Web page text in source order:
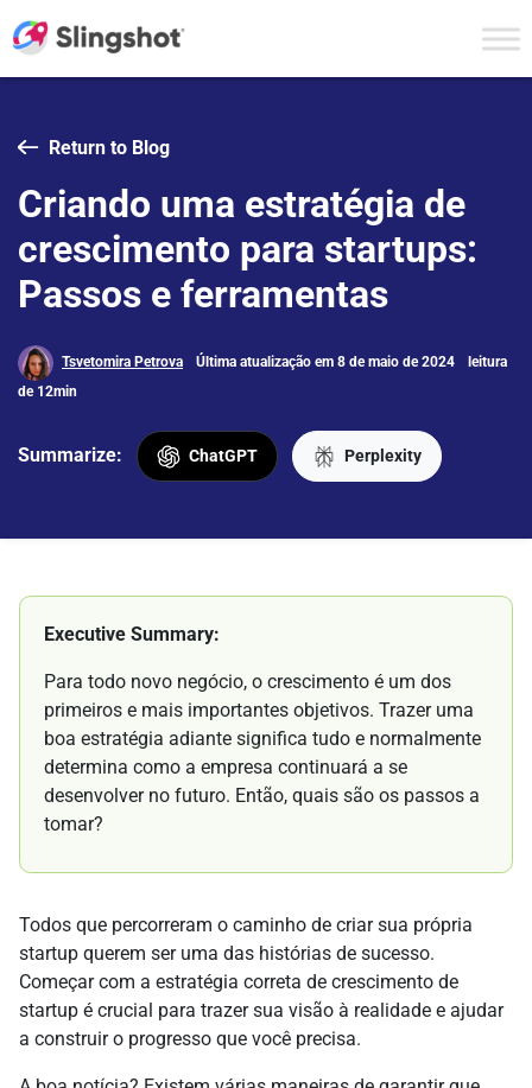
Return to Blog
Criando uma estratégia de
crescimento para startups:
Passos e ferramentas
Tsvetomira Petrova Última atualização em 8 de maio de 2024
leitura
de 12min
Summarize: ChatGPT Perplexity
Executive Summary:
Para todo novo negócio, o crescimento é um dos
primeiros e mais importantes objetivos. Trazer uma
boa estratégia adiante significa tudo e normalmente
determina como a empresa continuará a se
desenvolver no futuro. Então, quais são os passos a
tomar?
Todos que percorreram o caminho de criar sua própria
startup querem ser uma das histórias de sucesso.
Começar com a estratégia correta de crescimento de
startup é crucial para trazer sua visão à realidade e ajudar
a construir o progresso que você precisa.